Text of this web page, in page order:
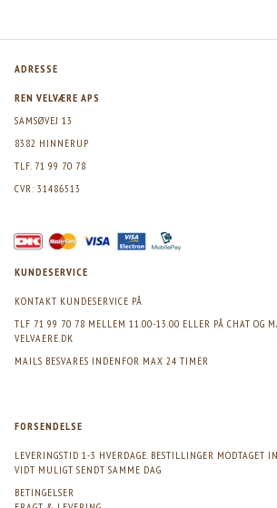
ADRESSE
REN VELVÆRE APS
SAMSØVEJ 13
8382 HINNERUP
TLF. 71 99 70 78
CVR: 31486513
KUNDESERVICE
KONTAKT KUNDESERVICE PÅ
TLF 71 99 70 78 MELLEM 11.00-13.00 ELLER PÅ CHAT OG
VELVAERE.DK
MAILS BESVARES INDENFOR MAX 24 TIMER
FORSENDELSE
LEVERINGSTID 1-3 HVERDAGE. BESTILLINGER MODTAGET
VIDT MULIGT SENDT SAMME DAG
BETINGELSER